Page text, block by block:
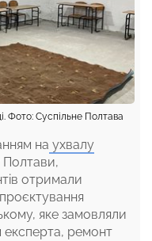
Фото: Суспільне Полтава
на ухвалу
Полтави,
отримали
яке замовляли
експерта, ремонт